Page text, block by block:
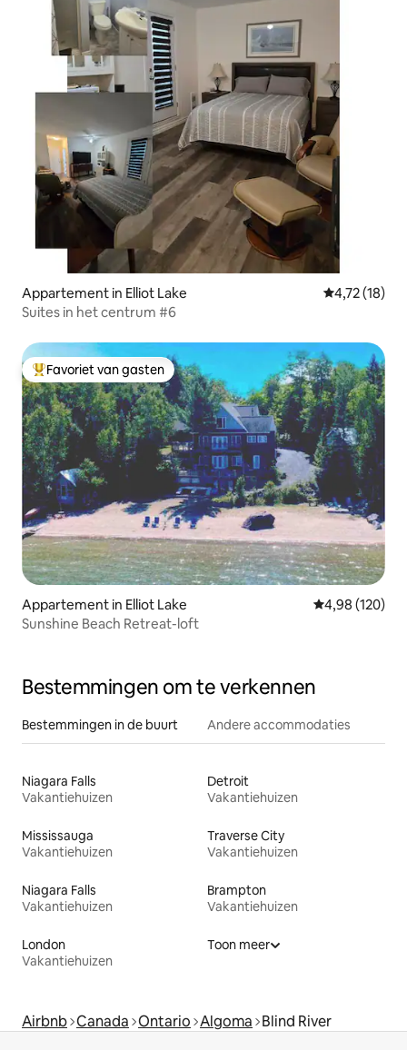
Appartement in Elliot Lake Gemiddelde
4,72 (18)
Suites in het centrum #6
Topfavoriet van gasten
Favoriet van gasten
Appartement in Elliot Lake Gemiddelde
4,98 (120)
Sunshine Beach Retreat-loft
Bestemmingen om te verkennen
Bestemmingen in de buurt Andere accommodaties
Niagara Falls
Vakantiehuizen
Detroit
Vakantiehuizen
Mississauga
Vakantiehuizen
Traverse City
Vakantiehuizen
Niagara Falls
Vakantiehuizen
Brampton
Vakantiehuizen
London
Vakantiehuizen
Toon meer
Airbnb Canada Ontario Algoma Blind River